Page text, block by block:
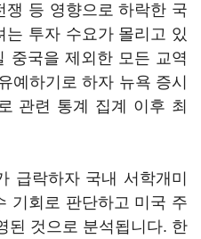
쟁 등 영향으로 하락한 국
는 투자 수요가 몰리고 있
중국을 제외한 모든 교역
예하기로 하자 뉴욕 증시
관련 통계 집계 이후 최
급락하자 국내 서학개미
기회로 판단하고 미국 주
된 것으로 분석됩니다. 한